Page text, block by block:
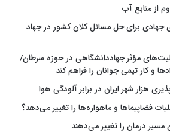
از منابع آب
جهادی برای حل مسائل کلان کشور در جهاد
مؤثر جهاددانشگاهی در حوزه سرطان/
و کار تیمی جوانان را فراهم کند
هزار شهر ایران در برابر آلودگی هوا
فضاپیماها و ماهواره‌ها را تغییر می‌دهد؟
درمان را تغییر می‌دهند